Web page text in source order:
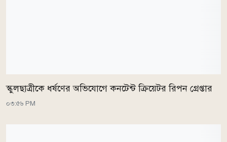
স্কুলছাত্রীকে ধর্ষণের অভিযোগে কনটেন্ট ক্রিয়েটর রিপন গ্রেপ্তার
০৩:৫৬ PM